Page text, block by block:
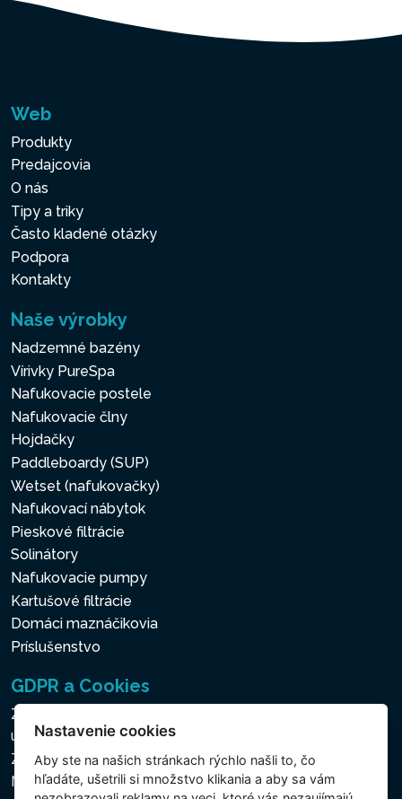
Web
Produkty
Predajcovia
O nás
Tipy a triky
Často kladené otázky
Podpora
Kontakty
Naše výrobky
Nadzemné bazény
Vírivky PureSpa
Nafukovacie postele
Nafukovacie člny
Hojdačky
Paddleboardy (SUP)
Wetset (nafukovačky)
Nafukovací nábytok
Pieskové filtrácie
Solinátory
Nafukovacie pumpy
Kartušové filtrácie
Domáci maznáčikovia
Príslušenstvo
GDPR a Cookies
Zásady ochrany osobných a ďalších spracovávaných
údajov
Zásady používania súborov cookies
Nastavenie cookies
Nastavenie cookies
Aby ste na našich stránkach rýchlo našli to, čo
hľadáte, ušetrili si množstvo klikania a aby sa vám